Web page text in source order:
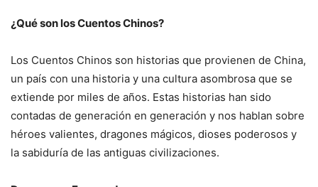
¿Qué son los Cuentos Chinos?
Los Cuentos Chinos son historias que provienen de China,
un país con una historia y una cultura asombrosa que se
extiende por miles de años. Estas historias han sido
contadas de generación en generación y nos hablan sobre
héroes valientes, dragones mágicos, dioses poderosos y
la sabiduría de las antiguas civilizaciones.